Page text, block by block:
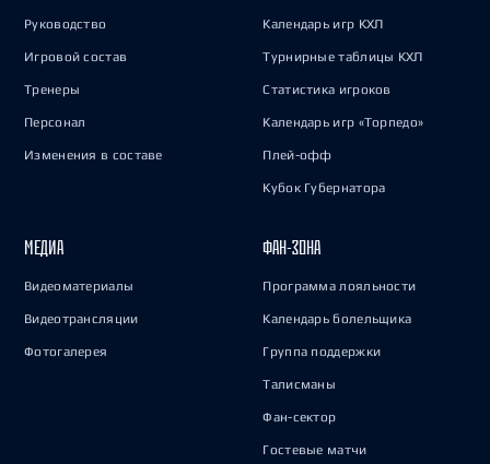
Руководство
Игровой состав
Тренеры
Персонал
Изменения в составе
Календарь игр КХЛ
Турнирные таблицы КХЛ
Статистика игроков
Календарь игр «Торпедо»
Плей-офф
Кубок Губернатора
МЕДИА
Видеоматериалы
Видеотрансляции
Фотогалерея
ФАН-ЗОНА
Программа лояльности
Календарь болельщика
Группа поддержки
Талисманы
Фан-сектор
Гостевые матчи